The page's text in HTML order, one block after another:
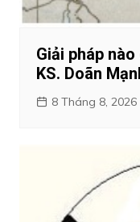
Giải pháp
KS. Doãn
8 Tháng 8, 2026